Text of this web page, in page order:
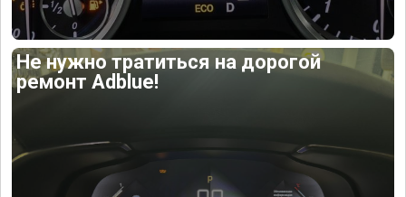
Не нужно тратиться на дорогой
ремонт Adblue!